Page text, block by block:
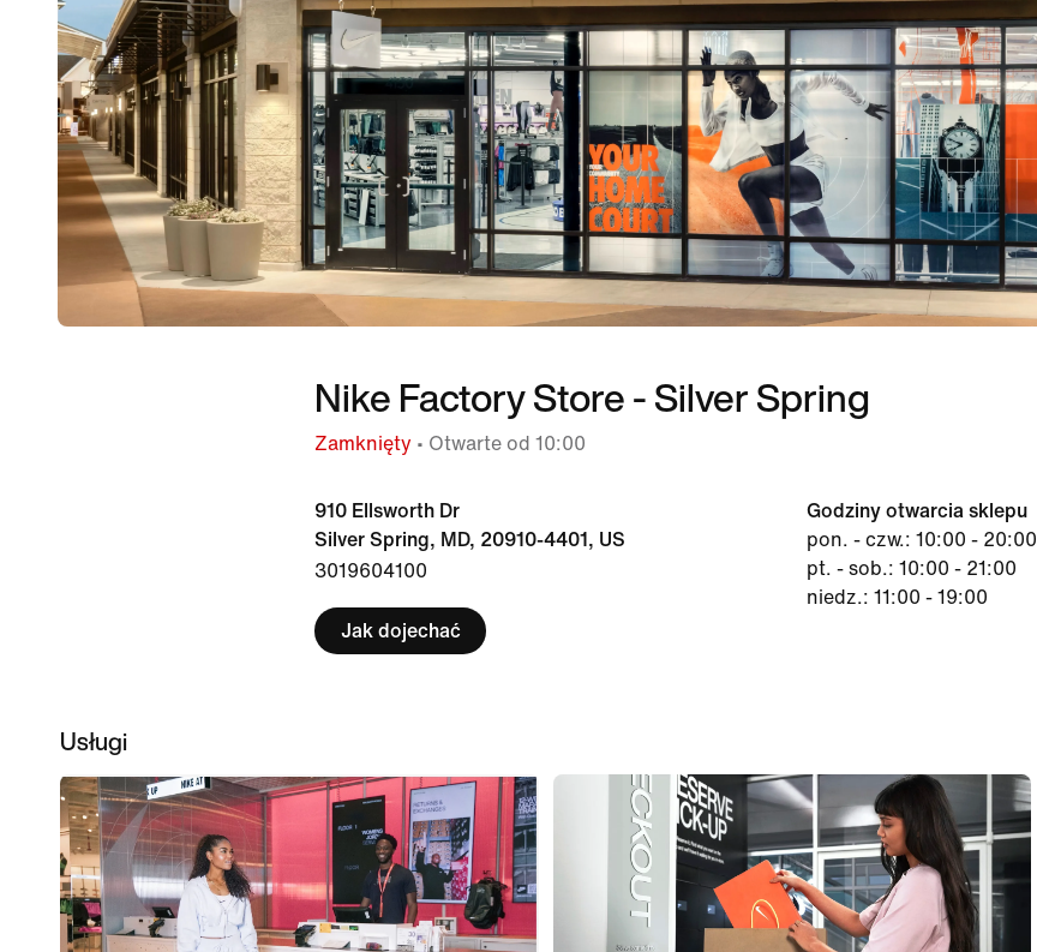
Nike Factory Store - Silver Spring
Zamknięty • Otwarte od 10:00
910 Ellsworth Dr
Silver Spring, MD, 20910-4401, US
3019604100
Jak dojechać
Godziny otwarcia sklepu
pon. - czw.: 10:00 - 20:00
pt. - sob.: 10:00 - 21:00
niedz.: 11:00 - 19:00
Usługi